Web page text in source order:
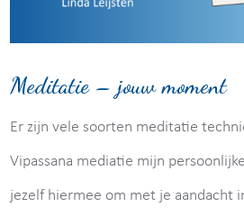
Meditatie – jouw moment
Er zijn vele soorten meditatie
Vipassana mediatie mijn
jezelf hiermee om met je aandacht